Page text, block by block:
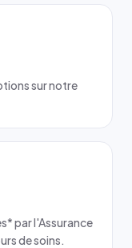
sur notre
par l'Assurance
de soins.